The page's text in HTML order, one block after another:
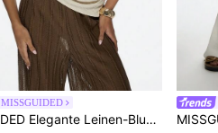
MISSGUIDED
MISSGUIDED Elegante Leinen-Bluse mit einer Schulter, geraffter Top für Abendpartys, Sommer, raffinierter drapierter Top für Urlaubsmode, Ferien, besondere Anlässe